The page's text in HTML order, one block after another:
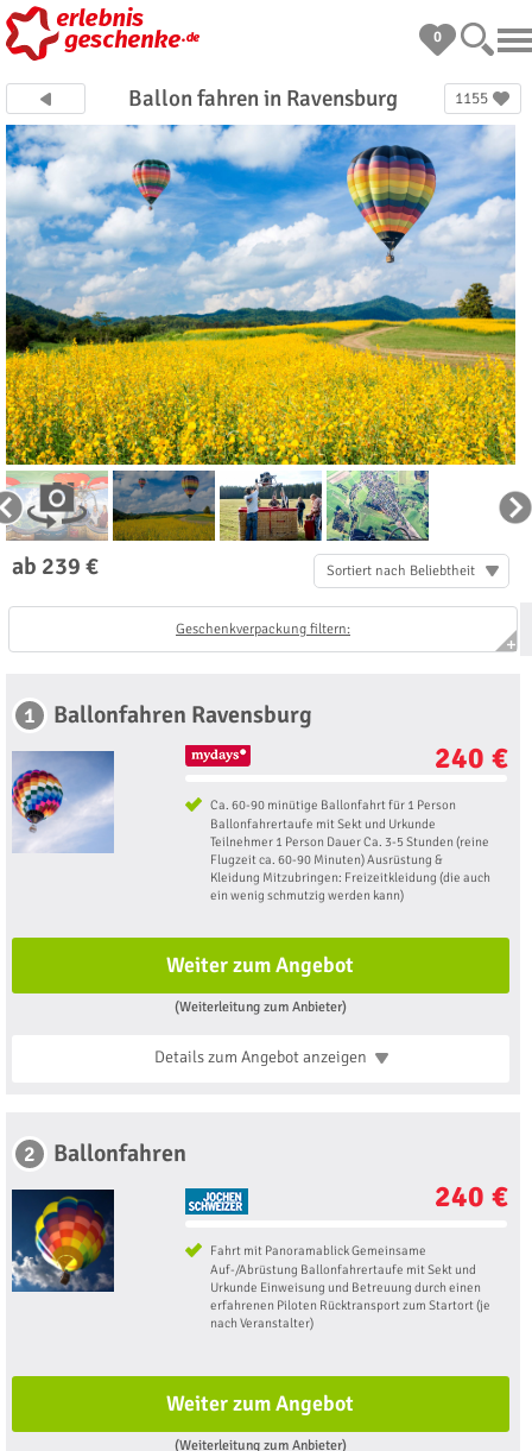
0
Ballon fahren in Ravensburg 1155
ab 239 € Sortiert nach Beliebtheit
Geschenkverpackung filtern:
1 Ballonfahren Ravensburg
240 €
Ca. 60-90 minütige Ballonfahrt für 1 Person
Ballonfahrertaufe mit Sekt und Urkunde
Teilnehmer 1 Person Dauer Ca. 3-5 Stunden (reine
Flugzeit ca. 60-90 Minuten) Ausrüstung &
Kleidung Mitzubringen: Freizeitkleidung (die auch
ein wenig schmutzig werden kann)
Weiter zum Angebot
(Weiterleitung zum Anbieter)
Details zum Angebotanzeigen
2 Ballonfahren
240 €
Fahrt mit Panoramablick Gemeinsame
Auf-/Abrüstung Ballonfahrertaufe mit Sekt und
Urkunde Einweisung und Betreuung durch einen
erfahrenen Piloten Rücktransport zum Startort (je
nach Veranstalter)
Weiter zum Angebot
(Weiterleitung zum Anbieter)